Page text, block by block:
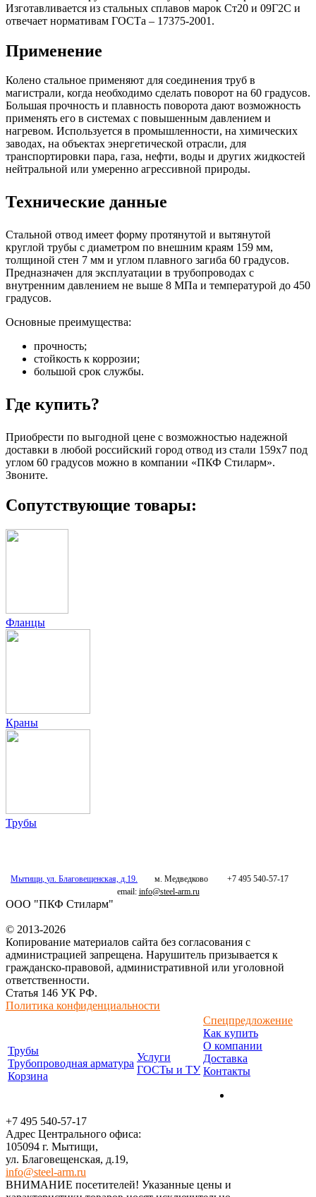
Изготавливается из стальных сплавов марок Ст20 и 09Г2С и
отвечает нормативам ГОСТа – 17375-2001.
Применение
Колено стальное применяют для соединения труб в
магистрали, когда необходимо сделать поворот на 60 градусов.
Большая прочность и плавность поворота дают возможность
применять его в системах с повышенным давлением и
нагревом. Используется в промышленности, на химических
заводах, на объектах энергетической отрасли, для
транспортировки пара, газа, нефти, воды и других жидкостей
нейтральной или умеренно агрессивной природы.
Технические данные
Стальной отвод имеет форму протянутой и вытянутой
круглой трубы с диаметром по внешним краям 159 мм,
толщиной стен 7 мм и углом плавного загиба 60 градусов.
Предназначен для эксплуатации в трубопроводах с
внутренним давлением не выше 8 МПа и температурой до 450
градусов.
Основные преимущества:
прочность;
стойкость к коррозии;
большой срок службы.
Где купить?
Приобрести по выгодной цене с возможностью надежной
доставки в любой российский город отвод из стали 159х7 под
углом 60 градусов можно в компании «ПКФ Стиларм».
Звоните.
Сопутствующие товары:
Фланцы
Краны
Трубы
Мытищи, ул. Благовещенская, д.19. м. Медведково
+7 495 540-57-17
email: info@steel-arm.ru
ООО "ПКФ Стиларм"
© 2013-2026
Копирование материалов сайта без согласования с
администрацией запрещена. Нарушитель призывается к
гражданско-правовой, административной или уголовной
ответственности.
Статья 146 УК РФ.
Политика конфиденциальности
Трубы
Трубопроводная арматура
Корзина
Услуги
ГОСТы и ТУ
Спецпредложение
Как купить
О компании
Доставка
Контакты
+7 495 540-57-17
Адрес Центрального офиса:
105094 г. Мытищи,
ул. Благовещенская, д.19,
info@steel-arm.ru
ВНИМАНИЕ посетителей! Указанные цeны и